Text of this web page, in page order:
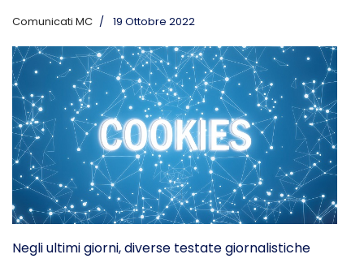
Comunicati MC 19 Ottobre 2022
Negli ultimi giorni, diverse testate giornalistiche